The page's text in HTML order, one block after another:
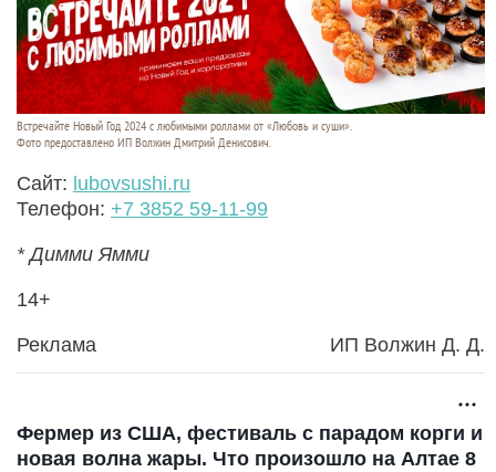
Встречайте Новый Год 2024 с любимыми роллами от «Любовь и суши».
Фото предоставлено ИП Волжин Дмитрий Денисович.
Сайт: lubovsushi.ru
Телефон: +7 3852 59-11-99
* Димми Ямми
14+
Реклама ИП Волжин Д. Д.
Фермер из США, фестиваль с парадом корги и
новая волна жары. Что произошло на Алтае 8